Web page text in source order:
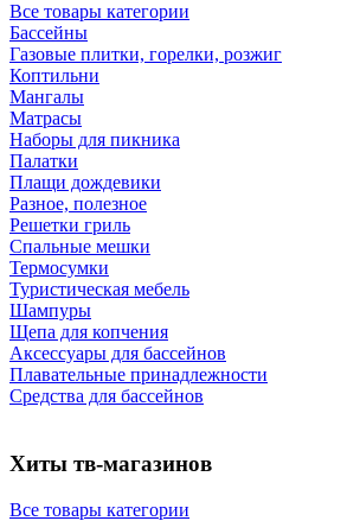
Все товары категории
Бассейны
Газовые плитки, горелки, розжиг
Коптильни
Мангалы
Матрасы
Наборы для пикника
Палатки
Плащи дождевики
Разное, полезное
Решетки гриль
Спальные мешки
Термосумки
Туристическая мебель
Шампуры
Щепа для копчения
Аксессуары для бассейнов
Плавательные принадлежности
Средства для бассейнов
Хиты тв-магазинов
Все товары категории